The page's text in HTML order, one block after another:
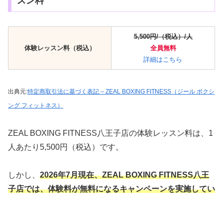
体験レッスン料（税込）
5,500円/（税込）/人
全員無料
詳細はこちら
出典元:特定商取引法に基づく表記 – ZEAL BOXING FITNESS（ジール ボクシ
ング フィットネス）
ZEAL BOXING FITNESS八王子店の体験レッスン料は、1
人あたり5,500円（税込）です。
しかし、 2026年7月現在、ZEAL BOXING FITNESS八王
子店では、体験料が無料になるキャンペーンを実施してい